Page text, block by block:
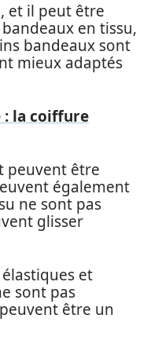
et il peut être
en tissu,
bandeaux sont
mieux adaptés
: la coiffure
peuvent être
également
ne sont pas
glisser
et
sont pas
être un